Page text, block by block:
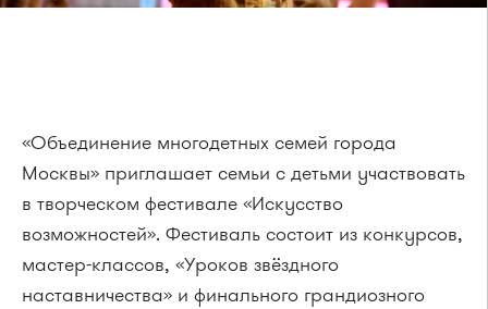
«Объединение многодетных семей города
Москвы» приглашает семьи с детьми участвовать
в творческом фестивале «Искусство
возможностей». Фестиваль состоит из конкурсов,
мастер-классов, «Уроков звёздного
наставничества» и финального грандиозного